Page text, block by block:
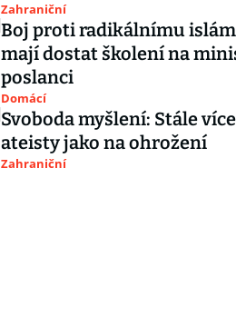
Zahraniční
Boj proti radikálnímu
mají dostat školení na
poslanci
Domácí
Svoboda myšlení: Stále
ateisty jako na ohrožení
Zahraniční